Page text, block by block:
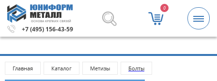
ОСНОВА КРЕПКИХ СВЯЗЕЙ
+7 (495) 156-43-59
0
Метизы и крепежные изделия оптом. Минимальная
Главная Каталог Метизы Болты